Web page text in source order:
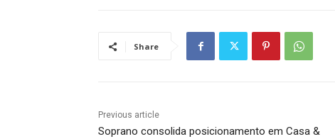
Share
Previous article
Soprano consolida posicionamento em Casa &